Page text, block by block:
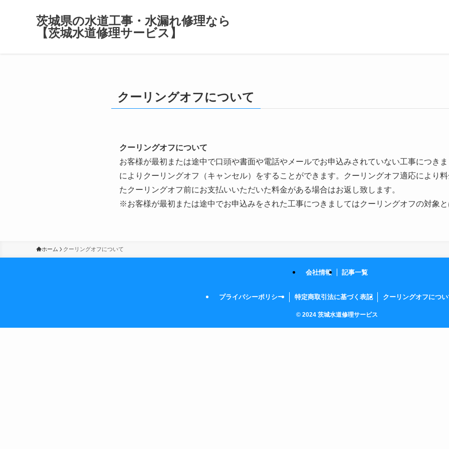
茨城県の水道工事・水漏れ修理なら
【茨城水道修理サービス】
クーリングオフについて
クーリングオフについて
お客様が最初または途中で口頭や書面や電話やメールでお申込みされていない工事につき
によりクーリングオフ（キャンセル）をすることができます。クーリングオフ適応により
たクーリングオフ前にお支払いいただいた料金がある場合はお返し致します。
※お客様が最初または途中でお申込みをされた工事につきましてはクーリングオフの対象
ホーム クーリングオフについて
会社情報 記事一覧
プライバシーポリシー 特定商取引法に基づく表記 クーリングオフにつ
©2024 茨城水道修理サービス